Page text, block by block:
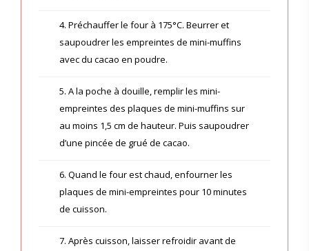
4. Préchauffer le four à 175°C. Beurrer et
saupoudrer les empreintes de mini-muffins
avec du cacao en poudre.
5. A la poche à douille, remplir les mini-
empreintes des plaques de mini-muffins sur
au moins 1,5 cm de hauteur. Puis saupoudrer
d’une pincée de grué de cacao.
6. Quand le four est chaud, enfourner les
plaques de mini-empreintes pour 10 minutes
de cuisson.
7. Après cuisson, laisser refroidir avant de